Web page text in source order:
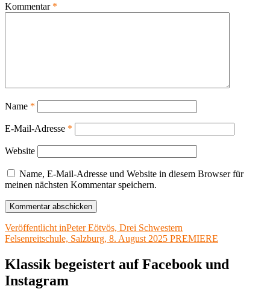
Kommentar *
Name *
E-Mail-Adresse *
Website
Name, E-Mail-Adresse und Website in diesem Browser für
meinen nächsten Kommentar speichern.
Beitragsnavigation
Veröffentlicht inPeter Eötvös, Drei Schwestern
Felsenreitschule, Salzburg, 8. August 2025 PREMIERE
Klassik begeistert auf Facebook und
Instagram